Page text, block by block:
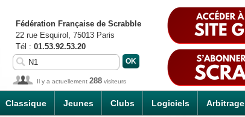
Classique Jeunes Clubs Logiciels Arbitrage
Fédération Française de Scrabble
22 rue Esquirol, 75013 Paris
Tél : 01.53.92.53.20
Il y a actuellement 288 visiteurs